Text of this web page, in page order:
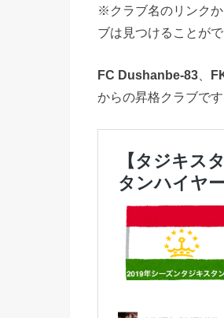
※クラブ名のリンク
ブは見つけることが
FC Dushanbe-83
からの昇格クラブです